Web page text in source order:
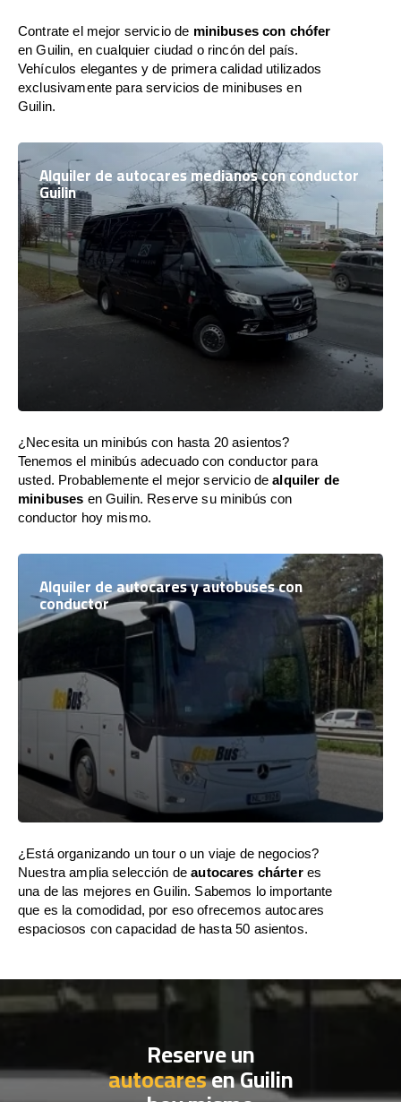
Contrate el mejor servicio de minibuses con chófer
en Guilin, en cualquier ciudad o rincón del país.
Vehículos elegantes y de primera calidad utilizados
exclusivamente para servicios de minibuses en
Guilin.
Alquiler de autocares medianos con conductor
Guilin
¿Necesita un minibús con hasta 20 asientos?
Tenemos el minibús adecuado con conductor para
usted. Probablemente el mejor servicio dealquiler de
minibuses en Guilin. Reserve su minibús con
conductor hoy mismo.
Alquiler de autocares y autobuses con
conductor
¿Está organizando un tour o un viaje de negocios?
Nuestra amplia selección deautocares chárteres
una de las mejores en Guilin. Sabemos lo importante
que es la comodidad, por eso ofrecemos autocares
espaciosos con capacidad de hasta 50 asientos.
Reserve un
autocaresen Guilin